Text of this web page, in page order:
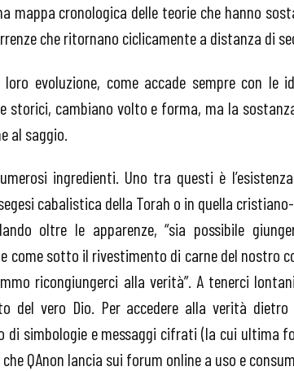
mappa cronologica delle teorie che hanno
che ritornano ciclicamente a distanza di
evoluzione, come accade sempre con le
cambiano volto e forma, ma la
al saggio.
ingredienti. Uno tra questi è
cabalistica della Torah o in quella
oltre le apparenze, “sia possibile
come sotto il rivestimento di carne del nostro
ricongiungerci alla verità”. A tenerci
del vero Dio. Per accedere alla verità dietro
di simbologie e messaggi cifrati (la cui ultima
QAnon lancia sui forum online a uso e